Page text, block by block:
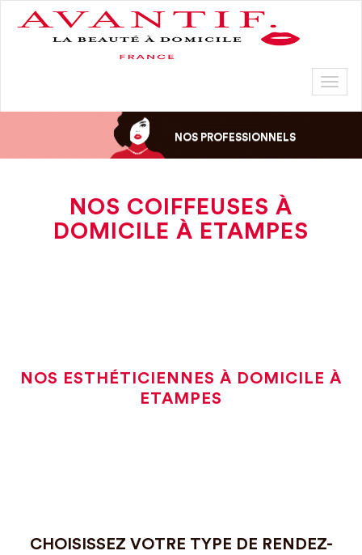
NOS PROFESSIONNELS
NOS COIFFEUSES À
DOMICILE À ETAMPES
NOS ESTHÉTICIENNES À DOMICILE À
ETAMPES
CHOISISSEZ VOTRE TYPE DE RENDEZ-